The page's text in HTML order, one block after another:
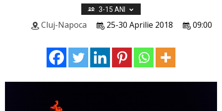
3-15 ANI
09:00
25-30 Aprilie 2018
Cluj-Napoca